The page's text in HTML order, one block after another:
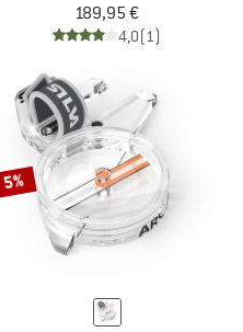
189,95 €
4,0(1)
5%